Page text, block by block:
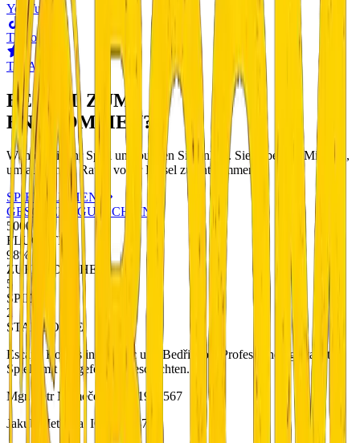
YouTube
TikTok
TripAdvisor
BEREIT ZUM
ENTKOMMEN?
Wählen Sie Ihr Spiel und buchen Sie online. Sie haben 60 Minuten,
um aus einem Raum voller Rätsel zu entkommen.
SPIEL BUCHEN
GESCHENKGUTSCHEINE
5000+
FLUCHTEN
98%
ZUFRIEDENHEIT
5
SPIELE
2
STANDORTE
Escape Rooms in Liberec und Bedřichov. Professionell gestaltete
Spiele mit ausgefeilten Geschichten.
Mgr. Petr Němeček, IČ: 01901567
Jakub Metlička, IČ: 86833740